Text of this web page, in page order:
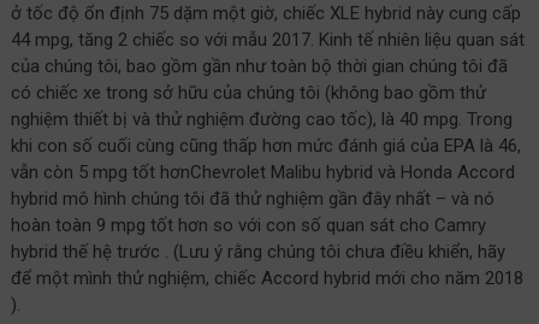
ở tốc độ ổn định 75 dặm một giờ, chiếc XLE hybrid này cung cấp
44 mpg, tăng 2 chiếc so với mẫu 2017. Kinh tế nhiên liệu quan sát
của chúng tôi, bao gồm gần như toàn bộ thời gian chúng tôi đã
có chiếc xe trong sở hữu của chúng tôi (không bao gồm thử
nghiệm thiết bị và thử nghiệm đường cao tốc), là 40 mpg. Trong
khi con số cuối cùng cũng thấp hơn mức đánh giá của EPA là 46,
vẫn còn 5 mpg tốt hơnChevrolet Malibu hybrid và Honda Accord
hybrid mô hình chúng tôi đã thử nghiệm gần đây nhất – và nó
hoàn toàn 9 mpg tốt hơn so với con số quan sát cho Camry
hybrid thế hệ trước . (Lưu ý rằng chúng tôi chưa điều khiển, hãy
để một mình thử nghiệm, chiếc Accord hybrid mới cho năm 2018
).